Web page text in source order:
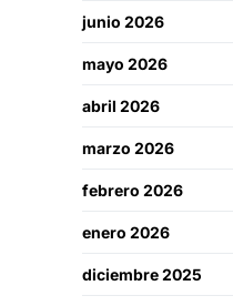
junio 2026
mayo 2026
abril 2026
marzo 2026
febrero 2026
enero 2026
diciembre 2025